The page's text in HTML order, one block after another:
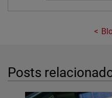
Posts